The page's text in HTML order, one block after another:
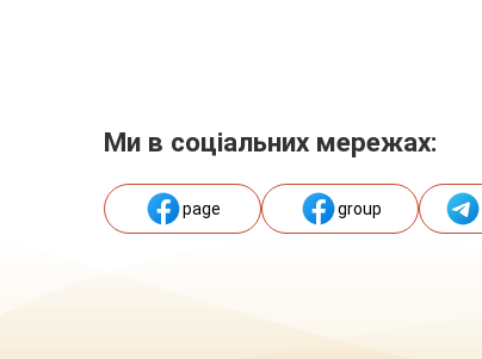
Ми в соціальних мережах:
page group